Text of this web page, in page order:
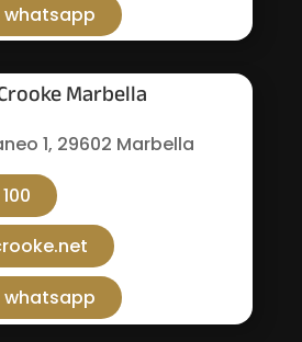
whatsapp
Marbella
1, 29602 Marbella
whatsapp